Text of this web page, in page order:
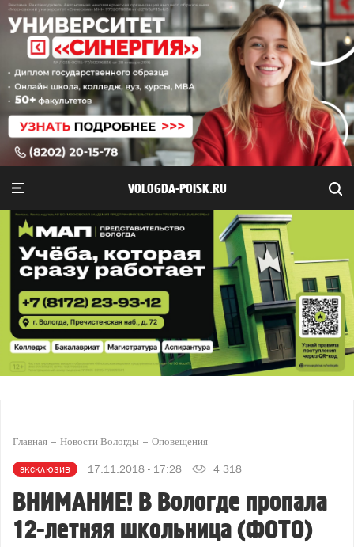
VOLOGDA-POISK.RU
Главная Новости Вологды Оповещения
эксклюзив 17.11.2018 - 17:28 4 318
ВНИМАНИЕ! В Вологде пропала
12-летняя школьница (ФОТО)